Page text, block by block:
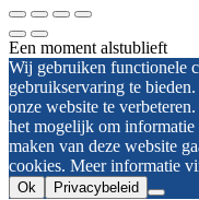
Een moment alstublieft
Wij gebruiken functionele
gebruikservaring te
onze website te
het mogelijk om
maken van deze website
cookies. Meer informatie
Ok Privacybeleid